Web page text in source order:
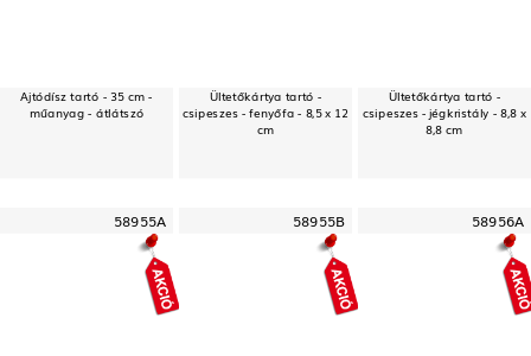
Ajtódísz tartó - 35 cm -
műanyag - átlátszó
Ültetőkártya tartó -
csipeszes - fenyőfa - 8,5 x 12
cm
Ültetőkártya tartó -
csipeszes - jégkristály - 8,8 x
8,8 cm
58955A 58955B 58956A